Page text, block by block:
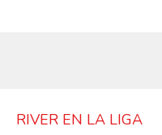
RIVER EN LA LIGA